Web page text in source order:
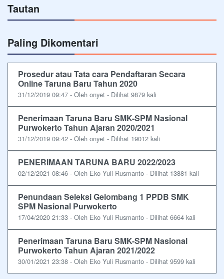
Tautan
Paling Dikomentari
Prosedur atau Tata cara Pendaftaran Secara
Online Taruna Baru Tahun 2020
31/12/2019 09:47 - Oleh onyet - Dilihat 9879 kali
Penerimaan Taruna Baru SMK-SPM Nasional
Purwokerto Tahun Ajaran 2020/2021
31/12/2019 09:42 - Oleh onyet - Dilihat 19012 kali
PENERIMAAN TARUNA BARU 2022/2023
02/12/2021 08:46 - Oleh Eko Yuli Rusmanto - Dilihat 13881 kali
Penundaan Seleksi Gelombang 1 PPDB SMK
SPM Nasional Purwokerto
17/04/2020 21:33 - Oleh Eko Yuli Rusmanto - Dilihat 6664 kali
Penerimaan Taruna Baru SMK-SPM Nasional
Purwokerto Tahun Ajaran 2021/2022
30/01/2021 23:38 - Oleh Eko Yuli Rusmanto - Dilihat 9599 kali